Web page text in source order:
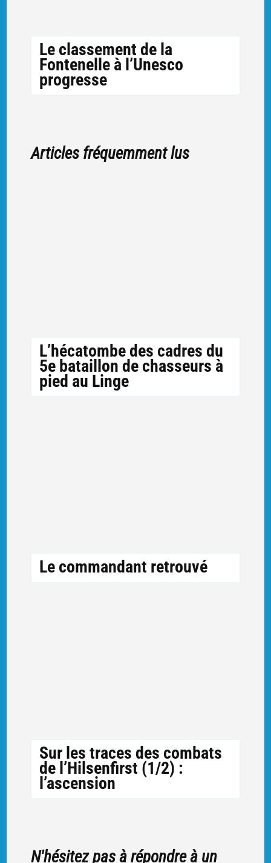
Le classement de la
Fontenelle à l’Unesco
progresse
Articles fréquemment lus
L’hécatombe des cadres du
5e bataillon de chasseurs à
pied au Linge
Le commandant retrouvé
Sur les traces des combats
de l’Hilsenfirst (1/2) :
l’ascension
N'hésitez pas à répondre à un